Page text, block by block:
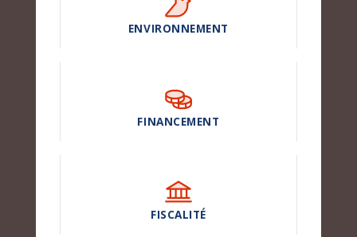
ENVIRONNEMENT
FINANCEMENT
FISCALITÉ